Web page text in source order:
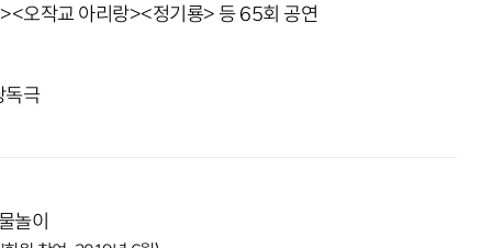
오작교 아리랑><정기룡> 등 65회 공연
독극
놀이